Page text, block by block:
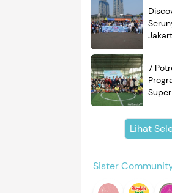
7
Lihat
Sister